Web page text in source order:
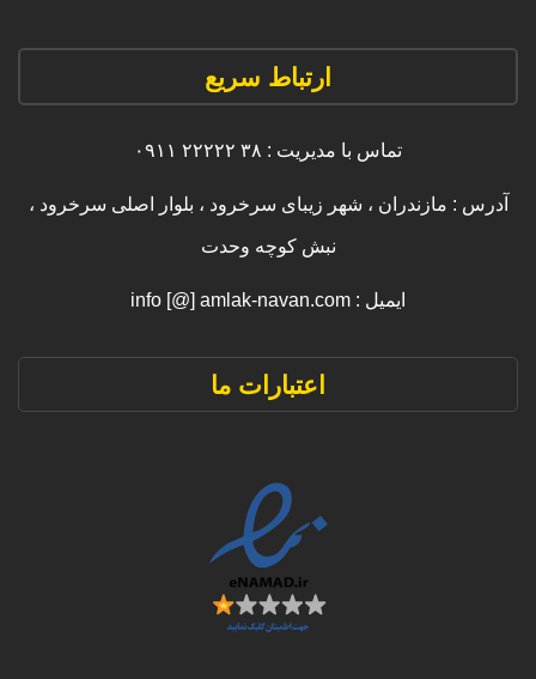
ارتباط سریع
تماس با مدیریت : ۳۸ ۲۲۲۲۲ ۰۹۱۱
آدرس : مازندران ، شهر زیبای سرخرود ، بلوار اصلی سرخرود ،
نبش کوچه وحدت
ایمیل : info [@] amlak-navan.com
اعتبارات ما